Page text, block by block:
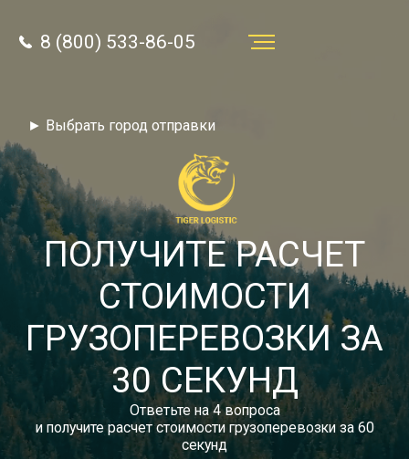
8 (800) 533-86-05
Звонок по России бесплатный
autotransport24@yandex.ru
Тарифы
Отзывы
Статьи
Новости
Документы
► Выбрать город отправки
8 (800) 533-86-05
ПОЛУЧИТЕ РАСЧЕТ
СТОИМОСТИ
ГРУЗОПЕРЕВОЗКИ ЗА
30 СЕКУНД
Ответьте на 4 вопроса
и получите расчет стоимости грузоперевозки за 60
секунд